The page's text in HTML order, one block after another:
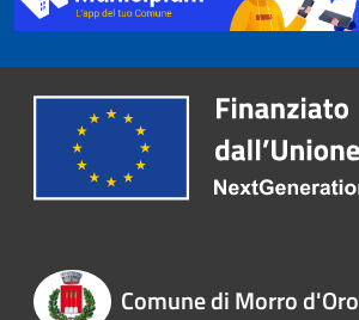
Comune di Morro d'Oro